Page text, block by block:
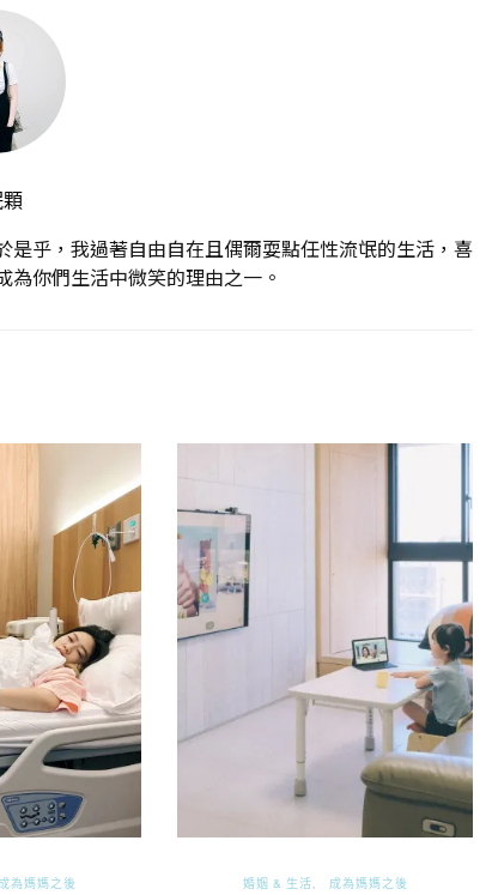
是乎，我過著自由自在且偶爾耍點任性流氓的生活，喜
你們生活中微笑的理由之一。
為媽媽之後 婚姻 & 生活 成為媽媽之後